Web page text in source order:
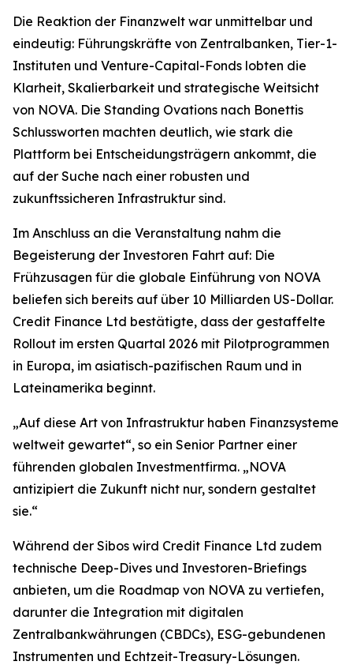
Die Reaktion der Finanzwelt war unmittelbar und
eindeutig: Führungskräfte von Zentralbanken, Tier-1-
Instituten und Venture-Capital-Fonds lobten die
Klarheit, Skalierbarkeit und strategische Weitsicht
von NOVA. Die Standing Ovations nach Bonettis
Schlussworten machten deutlich, wie stark die
Plattform bei Entscheidungsträgern ankommt, die
auf der Suche nach einer robusten und
zukunftssicheren Infrastruktur sind.
Im Anschluss an die Veranstaltung nahm die
Begeisterung der Investoren Fahrt auf: Die
Frühzusagen für die globale Einführung von NOVA
beliefen sich bereits auf über 10 Milliarden US-Dollar.
Credit Finance Ltd bestätigte, dass der gestaffelte
Rollout im ersten Quartal 2026 mit Pilotprogrammen
in Europa, im asiatisch-pazifischen Raum und in
Lateinamerika beginnt.
„Auf diese Art von Infrastruktur haben Finanzsysteme
weltweit gewartet“, so ein Senior Partner einer
führenden globalen Investmentfirma. „NOVA
antizipiert die Zukunft nicht nur, sondern gestaltet
sie.“
Während der Sibos wird Credit Finance Ltd zudem
technische Deep-Dives und Investoren-Briefings
anbieten, um die Roadmap von NOVA zu vertiefen,
darunter die Integration mit digitalen
Zentralbankwährungen (CBDCs), ESG-gebundenen
Instrumenten und Echtzeit-Treasury-Lösungen.